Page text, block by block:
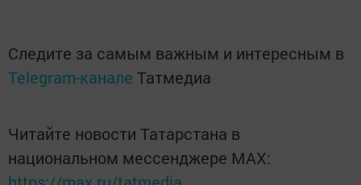
Следите за самым важным и интересным в
Telegram-канале Татмедиа
Читайте новости Татарстана в
национальном мессенджере MАХ: